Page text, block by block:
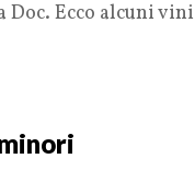
Ecco alcuni vini